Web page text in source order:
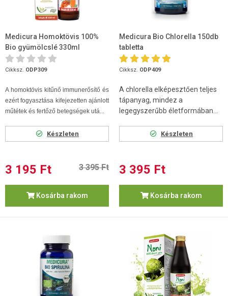
Medicura Homoktövis 100%
Bio gyümölcslé 330ml
Cikksz. ODP309
A homoktövis kitűnő immunerősítő és
ezért fogyasztása kifejezetten ajánlott
műtétek és fertőző betegségek utá...
Készleten
3 195 Ft 3 395 Ft
Kosárba rakom
Medicura Bio Chlorella 150db
tabletta
Cikksz. ODP409
A chlorella elképesztően teljes
tápanyag, mindez a
legegyszerűbb életformában...
Készleten
3 395 Ft
Kosárba rakom